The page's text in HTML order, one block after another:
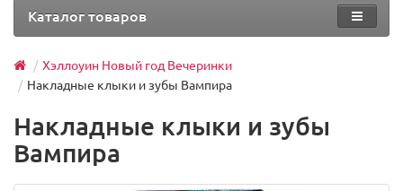
Каталог товаров
Хэллоуин Новый год Вечеринки
Накладные клыки и зубы Вампира
Накладные клыки и зубы
Вампира